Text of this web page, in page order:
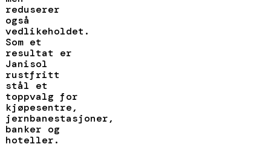
reduserer
også
vedlikeholdet.
Som et
resultat er
Janisol
rustfritt
stål et
toppvalg for
kjøpesentre,
jernbanestasjoner,
banker og
hoteller.